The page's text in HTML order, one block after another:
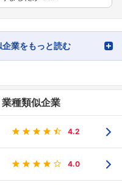
業をもっと読む
種類似企業
4.2
4.0